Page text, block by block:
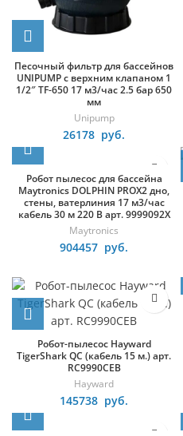
Песочный фильтр для бассейнов
UNIPUMP с верхним клапаном 1
1/2″ TF-650 17 м3/час 2.5 бар 650
мм
Unipump
26178 руб.
Робот пылесос для бассейна
Maytronics DOLPHIN PROX2 дно,
стены, ватерлиния 17 м3/час
кабель 30 м 220 В арт. 9999092X
Maytronics
904457 руб.
Робот-пылесос Hayward
TigerShark QC (кабель 15 м.) арт.
RC9990CEB
Hayward
145738 руб.